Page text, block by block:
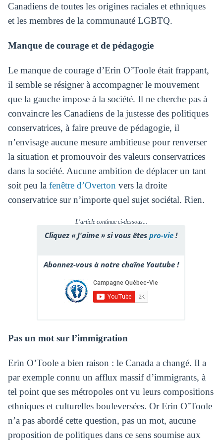
Canadiens de toutes les origines raciales et ethniques
et les membres de la communauté LGBTQ.
Manque de courage et de pédagogie
Le manque de courage d’Erin O’Toole était frappant,
il semble se résigner à accompagner le mouvement
que la gauche impose à la société. Il ne cherche pas à
convaincre les Canadiens de la justesse des politiques
conservatrices, à faire preuve de pédagogie, il
n’envisage aucune mesure ambitieuse pour renverser
la situation et promouvoir des valeurs conservatrices
dans la société. Aucune ambition de déplacer un tant
soit peu la fenêtre d’Overton vers la droite
conservatrice sur n’importe quel sujet sociétal. Rien.
L'article continue ci-dessous...
Cliquez « J'aime » si vous êtes pro-vie !
Abonnez-vous à notre chaîne Youtube !
Pas un mot sur l’immigration
Erin O’Toole a bien raison : le Canada a changé. Il a
par exemple connu un afflux massif d’immigrants, à
tel point que ses métropoles ont vu leurs compositions
ethniques et culturelles bouleversées. Or Erin O’Toole
n’a pas abordé cette question, pas un mot, aucune
proposition de politiques dans ce sens soumise aux